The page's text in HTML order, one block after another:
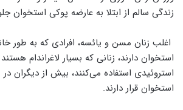
زندگی سالم از ابتلا به عارضه پوکی استخوان
اغلب زنان مسن و یائسه، افرادی که به طور
استخوان دارند، زنانی که بسیار لاغراندام
استروئیدی استفاده می‌کنند، بیش از دیگران
استخوان قرار دارند.